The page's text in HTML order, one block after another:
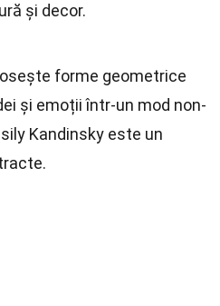
și decor.
forme geometrice
și emoții într-un mod non-
Kandinsky este un